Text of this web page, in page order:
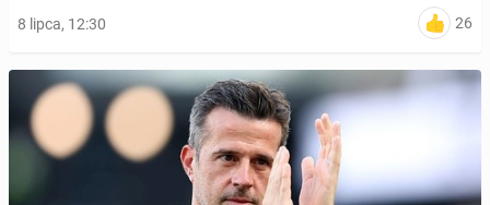
8 lipca, 12:30 26